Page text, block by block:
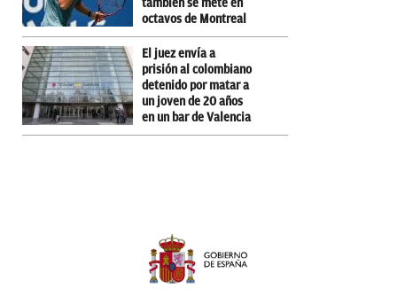
también se mete en
octavos de Montreal
El juez envía a
prisión al colombiano
detenido por matar a
un joven de 20 años
en un bar de Valencia